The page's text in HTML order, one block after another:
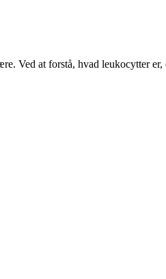
Ved at forstå, hvad leukocytter